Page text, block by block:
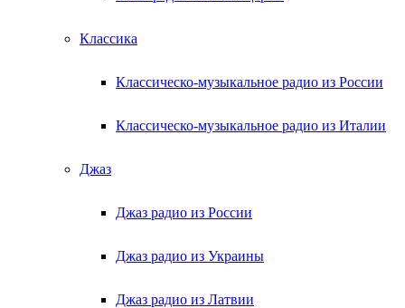
Классика
Классическо-музыкальное радио из России
Классическо-музыкальное радио из Италии
Джаз
Джаз радио из России
Джаз радио из Украины
Джаз радио из Латвии